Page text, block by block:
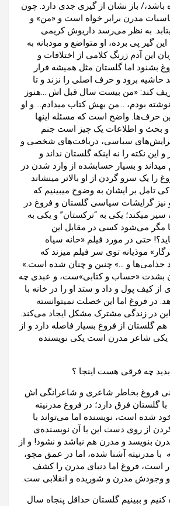
باشد،/ باز نشان از گیری جدی دارد. چون
مدرن برابر خواه است و «من» و
به نظر می‌رسد داریوش کریمی
گیر پی برده، او متواضع و مودبانه به
این آدم زرنگ کلامی از اختلافات و
بشنود اما گلستان مثل همیشه فرار
برود و حرف اصلی را نزند و تا
کند: «من بیست سال قبل اش …هنوز
بودم، …من بهش کتاب میدادم… و او
حرف‌ها. واضح است که مسئله اینها
بحث و اطلاعات یک چیز است جنم
سیاسی، دریافت‌های شخصی و
این نکته را نه اینکه گلستان نداند و
و بسیار حسابشده از وارد شدن در
را یک سرو گردن از او بالاتر مینشاند
تامل بر ایشان به وضوح میبینیم که
گرایشات سیاسی گلستان و فروغ در
میکند؛ یکی به “ترکستان” و یکی به
مگر می‌شود کسی در مقابل این
حتی در مورد فیلم «خانه سیاه
موذیانه توی سر فیلم میزند که
جذامی‌ها و …» چنین و چنان شده است.»
بشدت «حساب و کتابی»ست، و عبدی چه
کیف پول و داد و ستد او را در خانه با
فروغ اما این خصلت نمیتوانسته
در زندگی مشترک مشکل ایجاد می‌کند.
گلستان از فروغ بسیار فاصله دارد و از
یکی شاعر مدرن است یکی نویسنده
چه فرقی هست اینجا ؟
فروغ بخاطر شاعری و شاعرانگی اش
گلستان فرق دارد؛ در فروغ مدرنیته
شده است، نویسنده اما می‌تواند با
از روی دست این یا آن نویسنده‌ی
مدرن بنویسد و مدرن هم نباشد و نشود! و از
مدرنیته آشنا شده، اما در عمق مچو،
است، فروغ اما دنیای مدرن را کشف
وجودش مدرن و شوریده و انقلابی ست.
و ببینیم گلستان حداقل پنجاه سال